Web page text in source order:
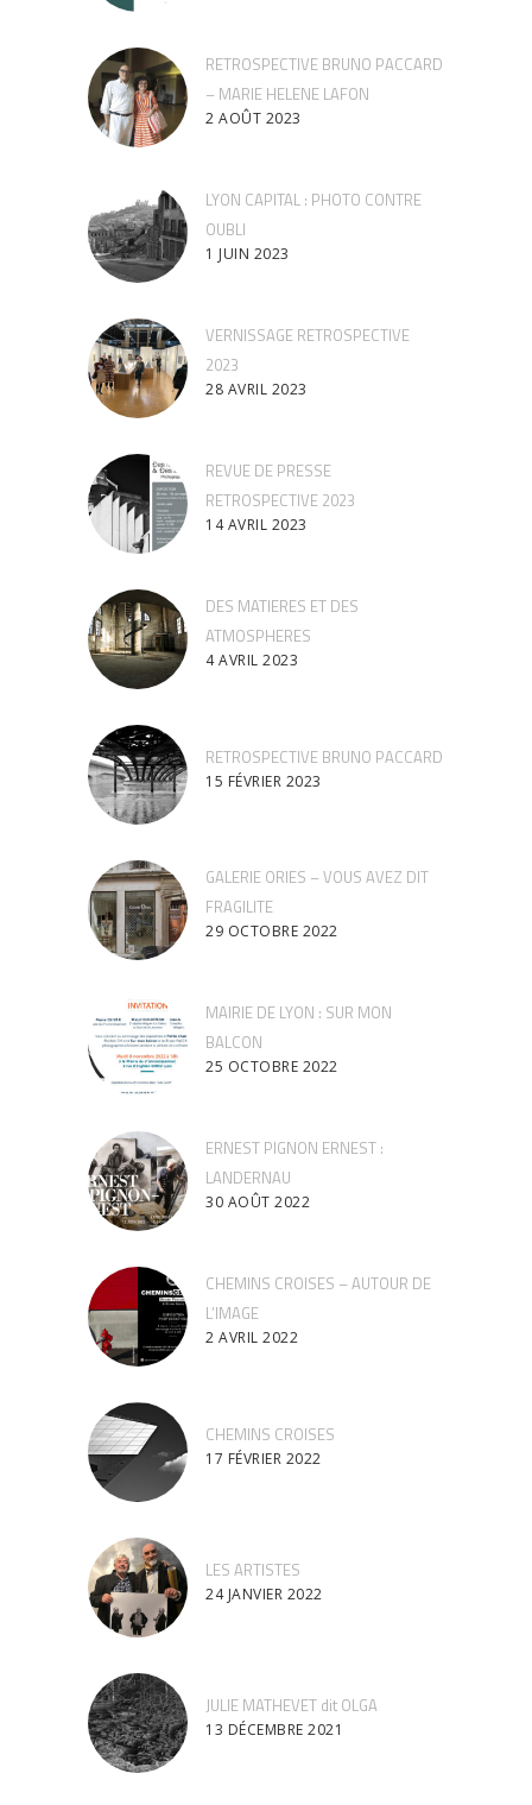
RETROSPECTIVE BRUNO PACCARD
– MARIE HELENE LAFON
2 AOÛT 2023
LYON CAPITAL : PHOTO CONTRE
OUBLI
1 JUIN 2023
VERNISSAGE RETROSPECTIVE
2023
28 AVRIL 2023
REVUE DE PRESSE
RETROSPECTIVE 2023
14 AVRIL 2023
DES MATIERES ET DES
ATMOSPHERES
4 AVRIL 2023
RETROSPECTIVE BRUNO PACCARD
15 FÉVRIER 2023
GALERIE ORIES – VOUS AVEZ DIT
FRAGILITE
29 OCTOBRE 2022
MAIRIE DE LYON : SUR MON
BALCON
25 OCTOBRE 2022
ERNEST PIGNON ERNEST :
LANDERNAU
30 AOÛT 2022
CHEMINS CROISES – AUTOUR DE
L’IMAGE
2 AVRIL 2022
CHEMINS CROISES
17 FÉVRIER 2022
LES ARTISTES
24 JANVIER 2022
JULIE MATHEVET dit OLGA
13 DÉCEMBRE 2021